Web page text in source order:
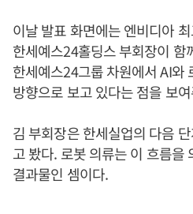
이날 발표 화면에는 엔비디아
한세예스24홀딩스 부회장이 함
한세예스24그룹 차원에서 AI와
방향으로 보고 있다는 점을 보
김 부회장은 한세실업의 다음
고 봤다. 로봇 의류는 이 흐름을
결과물인 셈이다.